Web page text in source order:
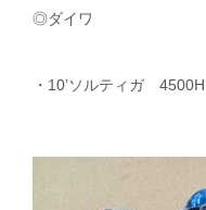
◎ダイワ
・10’ソルティガ 4500H